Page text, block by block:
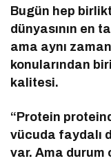
Bugün hep
dünyasının en
ama aynı
konularından
kalitesi.
“Protein
vücuda faydalı
var. Ama durum